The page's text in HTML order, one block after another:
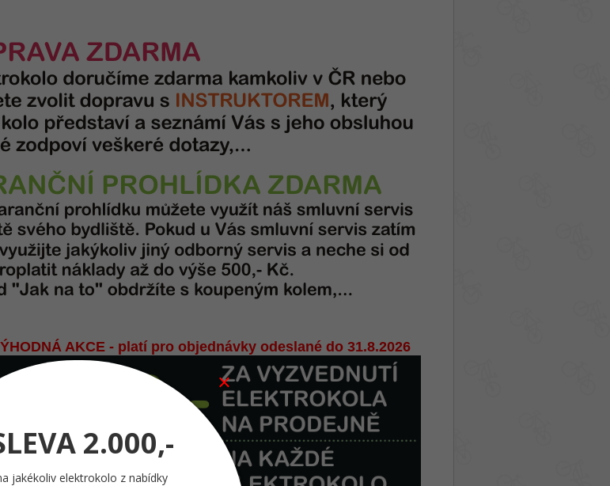
AKCE - platí pro objednávky odeslané do 31.8.2026
2.000,-
jakékoliv elektrokolo z nabídky